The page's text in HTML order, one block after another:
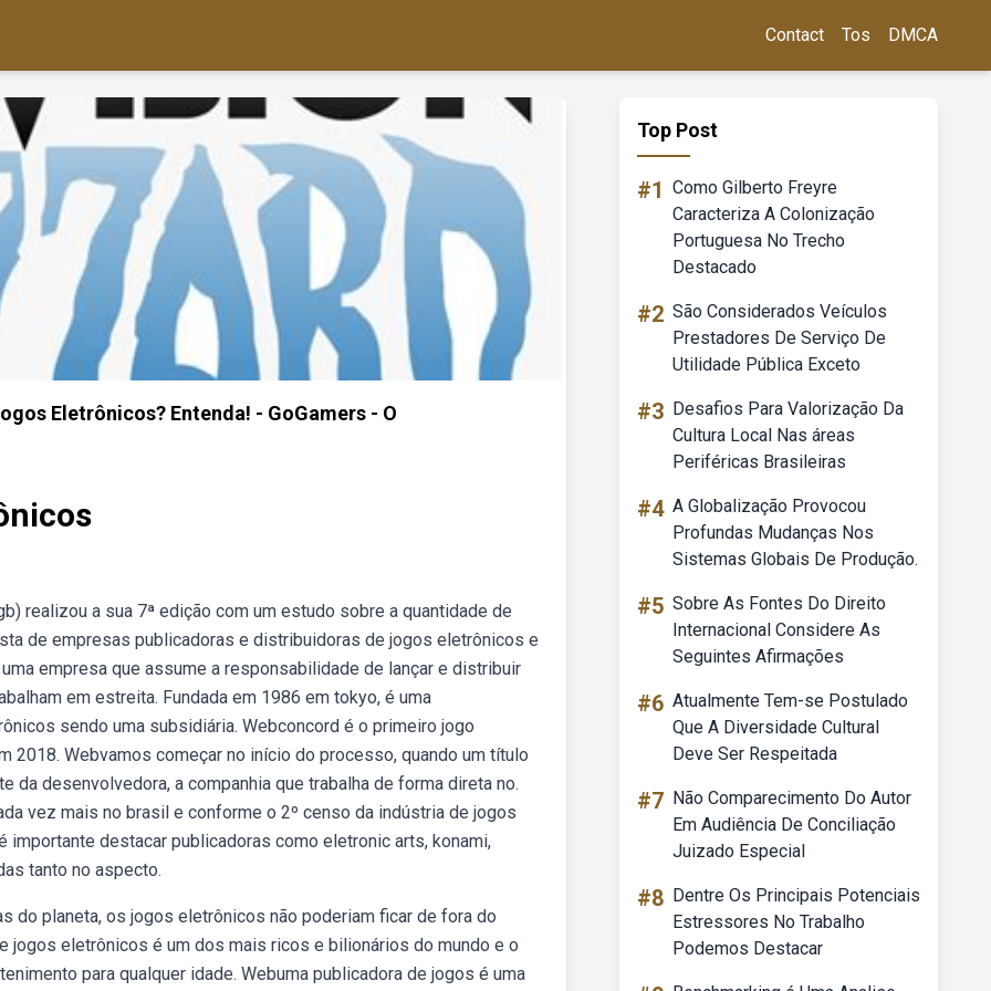
Contact Tos DMCA
Eletrônicos? Entenda! - GoGamers - O
realizou a sua 7ª edição com um estudo sobre a quantidade de
de empresas publicadoras e distribuidoras de jogos eletrônicos e
empresa que assume a responsabilidade de lançar e distribuir
em estreita. Fundada em 1986 em tokyo, é uma
sendo uma subsidiária. Webconcord é o primeiro jogo
Webvamos começar no início do processo, quando um título
da desenvolvedora, a companhia que trabalha de forma direta no.
vez mais no brasil e conforme o 2º censo da indústria de jogos
destacar publicadoras como eletronic arts, konami,
tanto no aspecto.
do planeta, os jogos eletrônicos não poderiam ficar de fora do
jogos eletrônicos é um dos mais ricos e bilionários do mundo e o
para qualquer idade. Webuma publicadora de jogos é uma
Top Post
#1 Como Gilberto Freyre
Caracteriza A Colonização
Portuguesa No Trecho
Destacado
#2 São Considerados Veículos
Prestadores De Serviço De
Utilidade Pública Exceto
#3 Desafios Para Valorização Da
Cultura Local Nas áreas
Periféricas Brasileiras
#4 A Globalização Provocou
Profundas Mudanças Nos
Sistemas Globais De Produção.
#5 Sobre As Fontes Do Direito
Internacional Considere As
Seguintes Afirmações
#6 Atualmente Tem-se Postulado
Que A Diversidade Cultural
Deve Ser Respeitada
#7 Não Comparecimento Do Autor
Em Audiência De Conciliação
Juizado Especial
#8 Dentre Os Principais Potenciais
Estressores No Trabalho
Podemos Destacar